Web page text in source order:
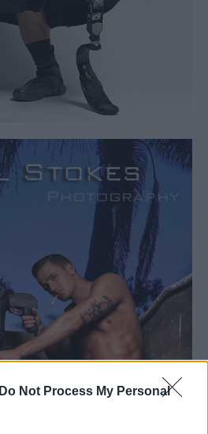
Do Not Process My Personal